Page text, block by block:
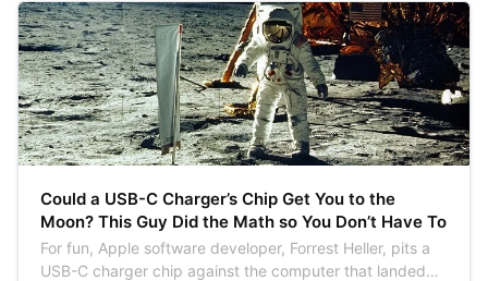
Could a USB-C Charger’s Chip Get You to the
Moon? This Guy Did the Math so You Don’t Have To
For fun, Apple software developer, Forrest Heller, pits a
USB-C charger chip against the computer that landed